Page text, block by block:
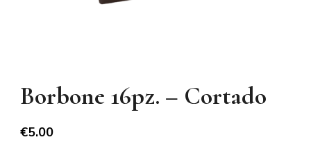
Borbone 16pz. – Cortado
€5.00